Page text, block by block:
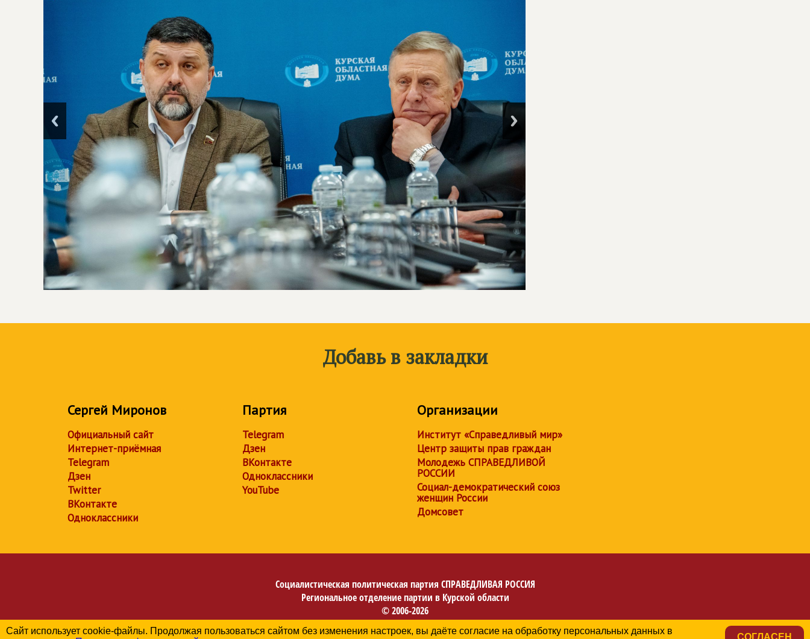
Добавь в закладки
Сергей Миронов
Официальный сайт
Интернет-приёмная
Telegram
Дзен
Twitter
ВКонтакте
Одноклассники
Партия
Telegram
Дзен
ВКонтакте
Одноклассники
YouTube
Организации
Институт «Справедливый мир»
Центр защиты прав граждан
Молодежь СПРАВЕДЛИВОЙ
РОССИИ
Социал-демократический союз
женщин России
Домсовет
Социалистическая политическая партия СПРАВЕДЛИВАЯ РОССИЯ
Региональное отделение партии в Курской области
© 2006-2026
Политика в отношении обработки персональных данных
Сайт использует cookie-файлы. Продолжая пользоваться сайтом без изменения настроек, вы даёте согласие на обработку персональных данных в
СОГЛАСЕН